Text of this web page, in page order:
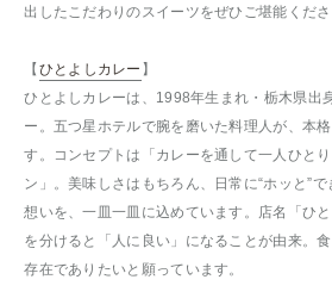
出したこだわりのスイーツをぜひご堪能くださ
【ひとよしカレー 】
ひとよしカレーは、1998年生まれ・栃木県出
ー。五つ星ホテルで腕を磨いた料理人が、本
す。コンセプトは「カレーを通して一人ひと
ン」。美味しさはもちろん、日常に“ホッと”
想いを、一皿一皿に込めています。店名「ひ
を分けると「人に良い」になることが由来。
存在でありたいと願っています。